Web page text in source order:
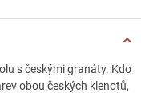
s českými granáty. Kdo
obou českých klenotů,